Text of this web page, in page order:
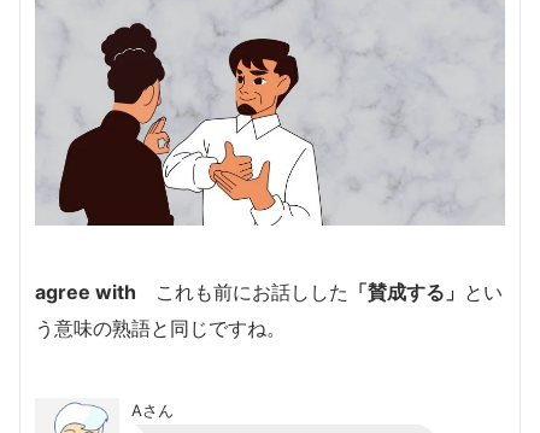
agree with これも前にお話しした 「賛成する」 とい
う意味の熟語と同じですね。
Aさん